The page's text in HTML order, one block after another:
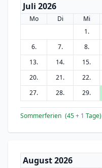
Juli 2026
Mo Di Mi
1.
6.
7. 8.
13.
14. 15.
20.
21. 22.
27.
28. 29.
Sommerferien (45+ 1 Tage)
August 2026